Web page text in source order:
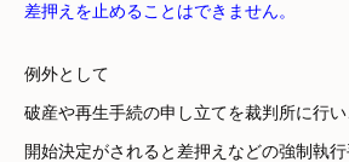
差押えを止めることはできません。
例外として
破産や再生手続の申し立てを裁判所に行い
開始決定がされると差押えなどの強制執